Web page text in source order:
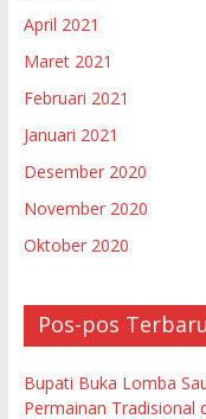
April 2021
Maret 2021
Februari 2021
Januari 2021
Desember 2020
November 2020
Oktober 2020
Pos-pos Terbaru
Bupati Buka Lomba
Permainan Tradisional